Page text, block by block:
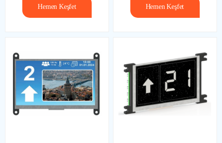
Hemen Keşfet Hemen Keşfet